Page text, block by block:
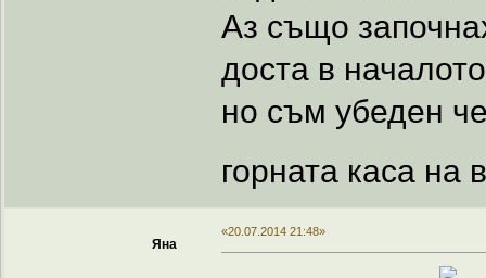
Аз също
доста в
но съм убеден
горната каса на
Яна
«20.07.2014 21:48»